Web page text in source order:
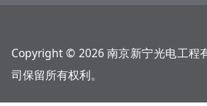
Copyright © 2026 南京新宁光电工程
司保留所有权利。